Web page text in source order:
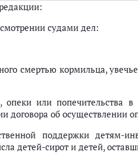
судами дел:
смертью кормильца,
опеки или попечительства
договора об осуществлении
поддержки детям-
детей-сирот и детей,